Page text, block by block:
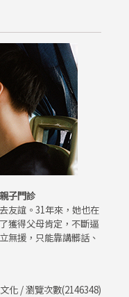
子門診
友誼。31年來，她也在
獲得父母肯定，不斷逼
無援，只能靠講髒話、
化 / 瀏覽次數(2146348)